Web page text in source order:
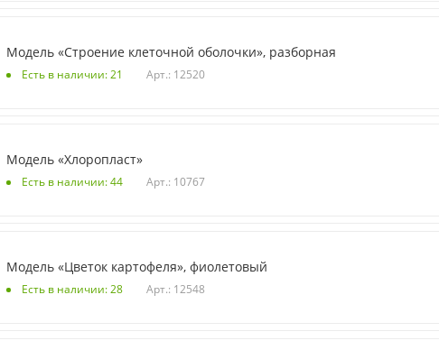
Модель «Строение клеточной оболочки», разборная
Есть в наличии: 21 Арт.: 12520
Модель «Хлоропласт»
Есть в наличии: 44 Арт.: 10767
Модель «Цветок картофеля», фиолетовый
Есть в наличии: 28 Арт.: 12548